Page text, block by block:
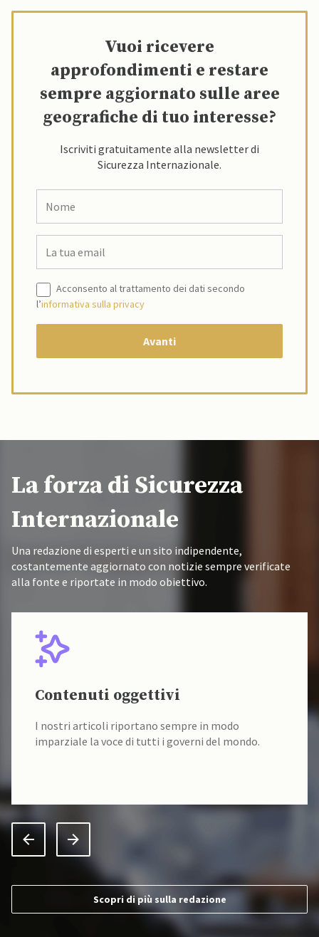
Vuoi ricevere
approfondimenti e restare
sempre aggiornato sulle aree
geografiche di tuo interesse?
Iscriviti gratuitamente alla newsletter di
Sicurezza Internazionale.
Acconsento al trattamento dei dati secondo
l’informativa sulla privacy
La forza di Sicurezza
Internazionale
Una redazione di esperti e un sito indipendente,
costantemente aggiornato con notizie sempre verificate
alla fonte e riportate in modo obiettivo.
Contenuti oggettivi
I nostri articoli riportano sempre in modo
imparziale la voce di tutti i governi del mondo.
Scopri di più sulla redazione